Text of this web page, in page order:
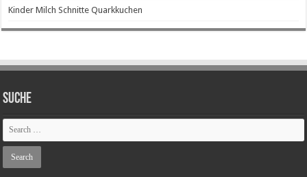
Kinder Milch Schnitte Quarkkuchen
SUCHE